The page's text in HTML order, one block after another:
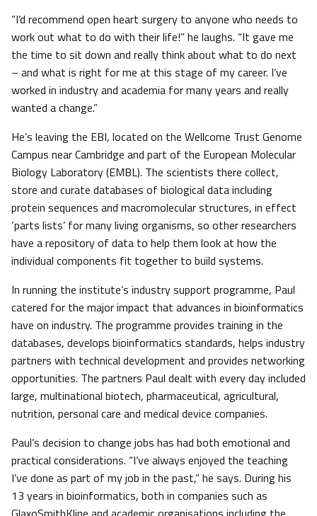
“I’d recommend open heart surgery to anyone who needs to
work out what to do with their life!” he laughs. “It gave me
the time to sit down and really think about what to do next
– and what is right for me at this stage of my career. I’ve
worked in industry and academia for many years and really
wanted a change.”
He’s leaving the EBI, located on the Wellcome Trust Genome
Campus near Cambridge and part of the European Molecular
Biology Laboratory (EMBL). The scientists there collect,
store and curate databases of biological data including
protein sequences and macromolecular structures, in effect
‘parts lists’ for many living organisms, so other researchers
have a repository of data to help them look at how the
individual components fit together to build systems.
In running the institute’s industry support programme, Paul
catered for the major impact that advances in bioinformatics
have on industry. The programme provides training in the
databases, develops bioinformatics standards, helps industry
partners with technical development and provides networking
opportunities. The partners Paul dealt with every day included
large, multinational biotech, pharmaceutical, agricultural,
nutrition, personal care and medical device companies.
Paul’s decision to change jobs has had both emotional and
practical considerations. “I’ve always enjoyed the teaching
I’ve done as part of my job in the past,” he says. During his
13 years in bioinformatics, both in companies such as